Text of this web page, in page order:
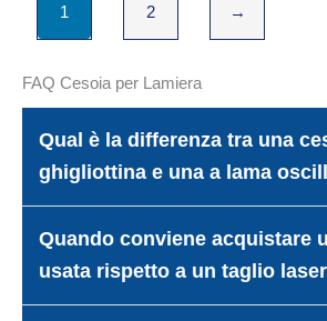
1 2 →
FAQ Cesoia per Lamiera
Qual è la differenza tra una
ghigliottina e una a lama
Quando conviene acquistare
usata rispetto a un taglio